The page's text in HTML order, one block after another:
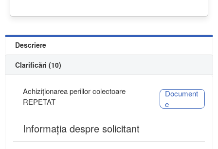
Descriere
Clarificări (10)
Achiziționarea periilor colectoare
REPETAT
Document
e
Informaţia despre solicitant